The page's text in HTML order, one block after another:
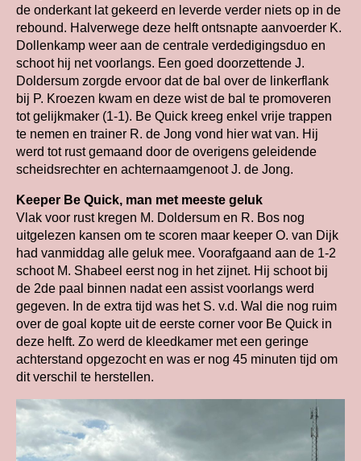
de onderkant lat gekeerd en leverde verder niets op in de
rebound. Halverwege deze helft ontsnapte aanvoerder K.
Dollenkamp weer aan de centrale verdedigingsduo en
schoot hij net voorlangs. Een goed doorzettende J.
Doldersum zorgde ervoor dat de bal over de linkerflank
bij P. Kroezen kwam en deze wist de bal te promoveren
tot gelijkmaker (1-1). Be Quick kreeg enkel vrije trappen
te nemen en trainer R. de Jong vond hier wat van. Hij
werd tot rust gemaand door de overigens geleidende
scheidsrechter en achternaamgenoot J. de Jong.
Keeper Be Quick, man met meeste geluk
Vlak voor rust kregen M. Doldersum en R. Bos nog
uitgelezen kansen om te scoren maar keeper O. van Dijk
had vanmiddag alle geluk mee. Voorafgaand aan de 1-2
schoot M. Shabeel eerst nog in het zijnet. Hij schoot bij
de 2de paal binnen nadat een assist voorlangs werd
gegeven. In de extra tijd was het S. v.d. Wal die nog ruim
over de goal kopte uit de eerste corner voor Be Quick in
deze helft. Zo werd de kleedkamer met een geringe
achterstand opgezocht en was er nog 45 minuten tijd om
dit verschil te herstellen.